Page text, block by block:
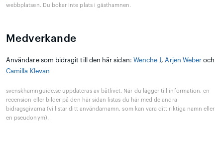
webbplatsen. Du bokar inte plats i gästhamnen.
Medverkande
Användare som bidragit till den här sidan: Wenche J, Arjen Weber och
Camilla Klevan
svenskhamnguide.se uppdateras av båtlivet. När du lägger till information, en
recension eller bilder på den här sidan listas du här med de andra
bidragsgivarna (vi listar ditt användarnamn, som kan vara ditt riktiga namn eller
en pseudonym).